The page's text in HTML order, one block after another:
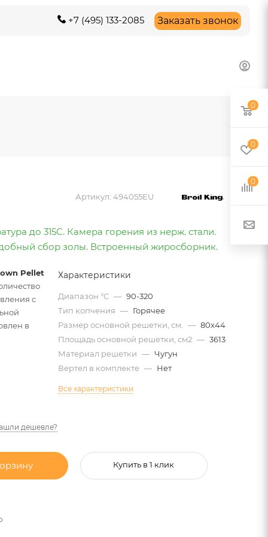
+7 (495) 133-2085 Заказать звонок
Артикул: 494055EU
до 315С. Камера горения из нерж. стали.
сбор золы. Встроенный жиросборник.
Pellet
с
в
Характеристики
Диапазон °С — 90-320
Тип копчения — Горячее
Размер основной решетки, см.
— 80х44
Площадь основной решетки, см2 — 3613
Материал решетки — Чугун
Вертел в комплекте — Нет
Все характеристики
дешевле?
Купить в 1 клик
0
0
0